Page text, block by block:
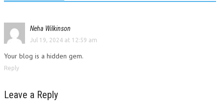
Neha Wilkinson
Jul 19, 2024 at 12:59 am
Your blog is a hidden gem.
Reply
Leave a Reply